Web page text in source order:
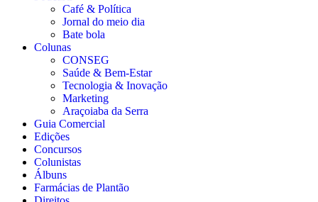
Café & Política
Jornal do meio dia
Bate bola
Colunas
CONSEG
Saúde & Bem-Estar
Tecnologia & Inovação
Marketing
Araçoiaba da Serra
Guia Comercial
Edições
Concursos
Colunistas
Álbuns
Farmácias de Plantão